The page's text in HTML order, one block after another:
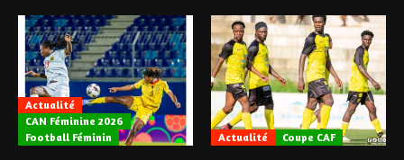
Actualité
CAN Féminine 2026
Football Féminin
Actualité Coupe CAF